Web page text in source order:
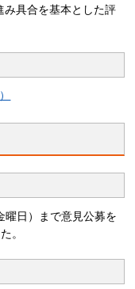
み具合を基本とした評
曜日）まで意見公募を
。